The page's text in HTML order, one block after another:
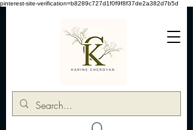
pinterest-site-verification=b8289c727d1f0f9f8f37de2a382d7b5d